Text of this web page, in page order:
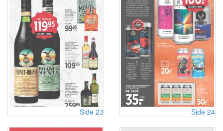
Side 23 Side 24